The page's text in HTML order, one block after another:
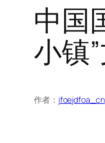
中国
小镇
作者： jfoejdfoa_cn